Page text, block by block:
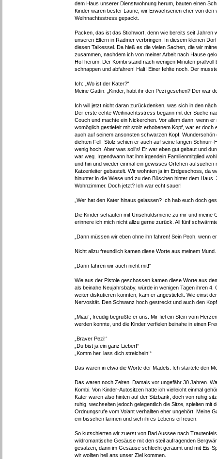
dem Haus unserer Dienstwohnung herum, bauten einen
Kinder waren bester Laune, wir Erwachsenen eher von
Weihnachtsstress gepackt.
Packen, das ist das Stichwort, denn wie bereits seit Jahren
unseren Eltern in Radmer verbringen. In diesem kleinen
diesen Talkessel. Da hieß es die vielen Sachen, die wir
zusammen, nachdem ich von meiner Arbeit nach Hause
Hof herum. Der Kombi stand nach wenigen Minuten
schnappen und abfahren! Halt! Einer fehlte noch. Der
Ich: „Wo ist der Kater?“
Meine Gattin: „Kinder, habt ihr den Pezi gesehen? Der war
Ich will jetzt nicht daran zurückdenken, was sich in den
Der erste echte Weihnachtsstress begann mit der Suche
Couch und machte ein Nickerchen. Vor allem dann, wenn
womöglich gestiefelt mit stolz erhobenem Kopf, war er
auch auf seinem ansonsten schwarzen Kopf.
dichten Fell. Stolz schien er auch auf seine langen
wenig hoch. Aber was soll’s! Er war eben gut gebaut und
war weg. Irgendwann hat ihm irgendein Familienmitglied
und hin und wieder einmal ein gewisses Örtchen
Katzenleiter gebastelt. Wir wohnten ja im Erdgeschoss, da
hinunter in die Wiese und zu den Büschen hinter dem
Wohnzimmer. Doch jetzt? Ich war echt sauer!
„Wer hat den Kater hinaus gelassen? Ich hab euch doch
Die Kinder schauten mit Unschuldsmiene zu mir und meine
erinnere ich mich nicht allzu gerne zurück. All fünf
„Dann müssen wir eben ohne ihn fahren! Sein Pech, wenn
Nicht allzu freundlich kamen diese Worte aus meinem
„Dann fahren wir auch nicht mit!“
Wie aus der Pistole geschossen kamen diese Worte aus
als beinahe Neujahrsbaby, würde in wenigen Tagen ihren
weiter diskutieren konnten, kam er angestiefelt. Wie einst
Nervosität. Den Schwanz hoch gestreckt und auch den
„Miau“, freudig begrüßte er uns. Mir fiel ein Stein vom
werden konnte, und die Kinder verfielen beinahe in einen
„Braver Pezi!“
„Du bist ja ein ganz Lieber!“
„Komm her, lass dich streicheln!“
Das waren in etwa die Worte der Mädels. Ich startete den
Das waren noch Zeiten. Damals vor ungefähr 30 Jahren.
Kombi. Von Kinder-Autositzen hatte ich vielleicht einmal
Kater waren also hinten auf der Sitzbank, doch von ruhig
ruhig, wechselten jedoch gelegentlich die Sitze, spielten mit
Ordnungsrufe vom Volant verhallten eher ungehört. Meine
ein bisschen lärmen und sich ihres Lebens erfreuen.
So kutschierten wir zuerst von Bad Aussee nach
wildromantische Gesäuse mit den steil aufragenden
gesalzen, dann im Gesäuse schlecht geräumt und mit Eis-
wir wollten heil ans unser Ziel kommen.